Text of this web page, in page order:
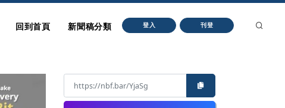
回到首頁 新聞稿分類 登入 刊登